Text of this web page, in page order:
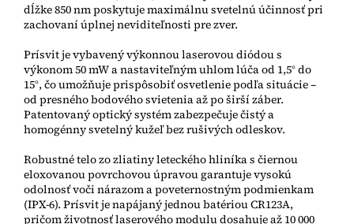
dĺžke 850 nm poskytuje maximálnu svetelnú účinnosť pri
zachovaní úplnej neviditeľnosti pre zver.
Prísvit je vybavený výkonnou laserovou diódou s
výkonom 50 mW a nastaviteľným uhlom lúča od 1,5° do
15°, čo umožňuje prispôsobiť osvetlenie podľa situácie –
od presného bodového svietenia až po širší záber.
Patentovaný optický systém zabezpečuje čistý a
homogénny svetelný kužeľ bez rušivých odleskov.
Robustné telo zo zliatiny leteckého hliníka s čiernou
eloxovanou povrchovou úpravou garantuje vysokú
odolnosť voči nárazom a poveternostným podmienkam
(IPX-6). Prísvit je napájaný jednou batériou CR123A,
pričom životnosť laserového modulu dosahuje až 10 000